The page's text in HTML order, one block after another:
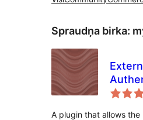
Spraudņa birka:
A plugin that allows the